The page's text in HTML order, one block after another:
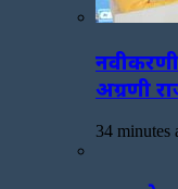
अग्रणी
34 minutes